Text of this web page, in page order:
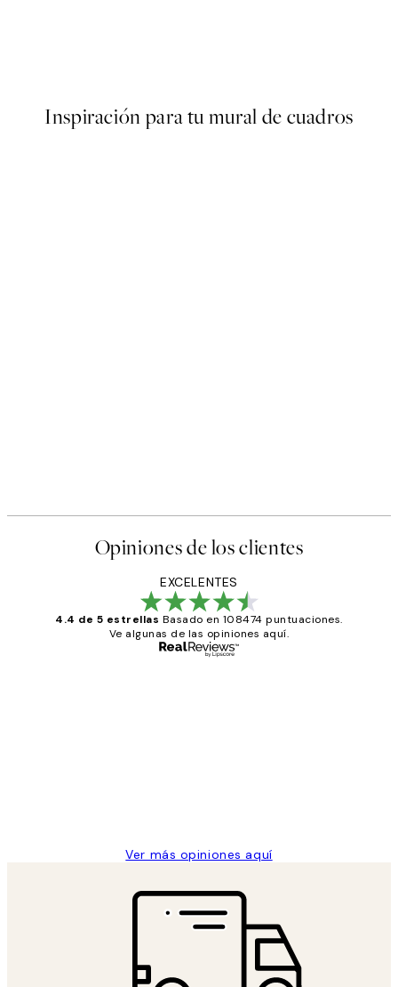
Inspiración para tu mural de cuadros
Opiniones de los clientes
EXCELENTES
4.4 de 5 estrellas Basado en 108474 puntuaciones.
Ve algunas de las opiniones aquí.
Ver más opiniones aquí